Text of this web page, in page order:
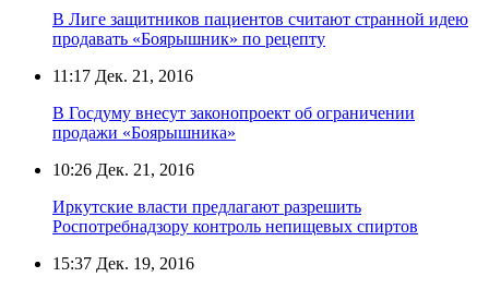
В Лиге защитников пациентов считают странной идею
продавать «Боярышник» по рецепту
11:17 Дек. 21, 2016
В Госдуму внесут законопроект об ограничении
продажи «Боярышника»
10:26 Дек. 21, 2016
Иркутские власти предлагают разрешить
Роспотребнадзору контроль непищевых спиртов
15:37 Дек. 19, 2016